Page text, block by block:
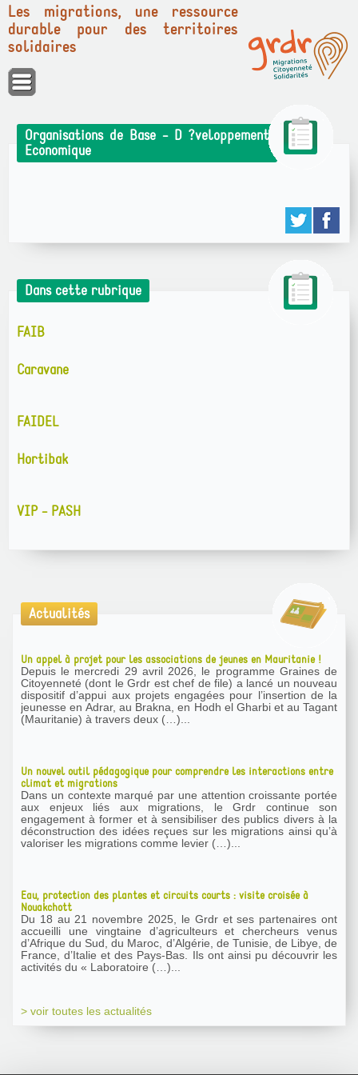
Panneau de gestion des cookies
Les migrations, une ressource
durable pour des territoires
solidaires
Organisations de Base - D ?veloppement
Economique
Dans cette rubrique
FAIB
Caravane
FAIDEL
Hortibak
VIP - PASH
Actualités
Un appel à projet pour les associations de jeunes en Mauritanie !
Depuis le mercredi 29 avril 2026, le programme Graines de
Citoyenneté (dont le Grdr est chef de file) a lancé un nouveau
dispositif d’appui aux projets engagées pour l’insertion de la
jeunesse en Adrar, au Brakna, en Hodh el Gharbi et au Tagant
(Mauritanie) à travers deux (…)...
Un nouvel outil pédagogique pour comprendre les interactions entre
climat et migrations
Dans un contexte marqué par une attention croissante portée
aux enjeux liés aux migrations, le Grdr continue son
engagement à former et à sensibiliser des publics divers à la
déconstruction des idées reçues sur les migrations ainsi qu’à
valoriser les migrations comme levier (…)...
Eau, protection des plantes et circuits courts : visite croisée à
Nouakchott
Du 18 au 21 novembre 2025, le Grdr et ses partenaires ont
accueilli une vingtaine d’agriculteurs et chercheurs venus
d’Afrique du Sud, du Maroc, d’Algérie, de Tunisie, de Libye, de
France, d’Italie et des Pays-Bas. Ils ont ainsi pu découvrir les
activités du « Laboratoire (…)...
> voir toutes les actualités